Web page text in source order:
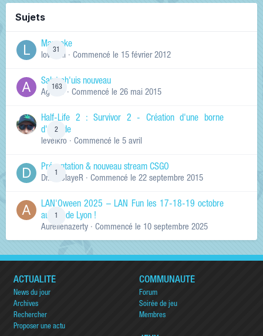
Sujets
31
Manneke
lowskill · Commencé le 15 février 2012
163
Salut ch'uis nouveau
Ag0Nie · Commencé le 26 mai 2015
2
Half-Life 2 : Survivor 2 - Création d'une borne
d'arcade
levelkro · Commencé le 5 avril
Présentation & nouveau stream CSGO
Dr.KinSlayeR · Commencé le 22 septembre 2015
LAN'Oween 2025 – LAN Fun les 17-18-19 octobre
au sud de Lyon !
Aurelienazerty · Commencé le 10 septembre 2025
ACTUALITÉ
News du jour
Archives
Rechercher
Proposer une actu
COMMUNAUTÉ
Forum
Soirée de jeu
Membres